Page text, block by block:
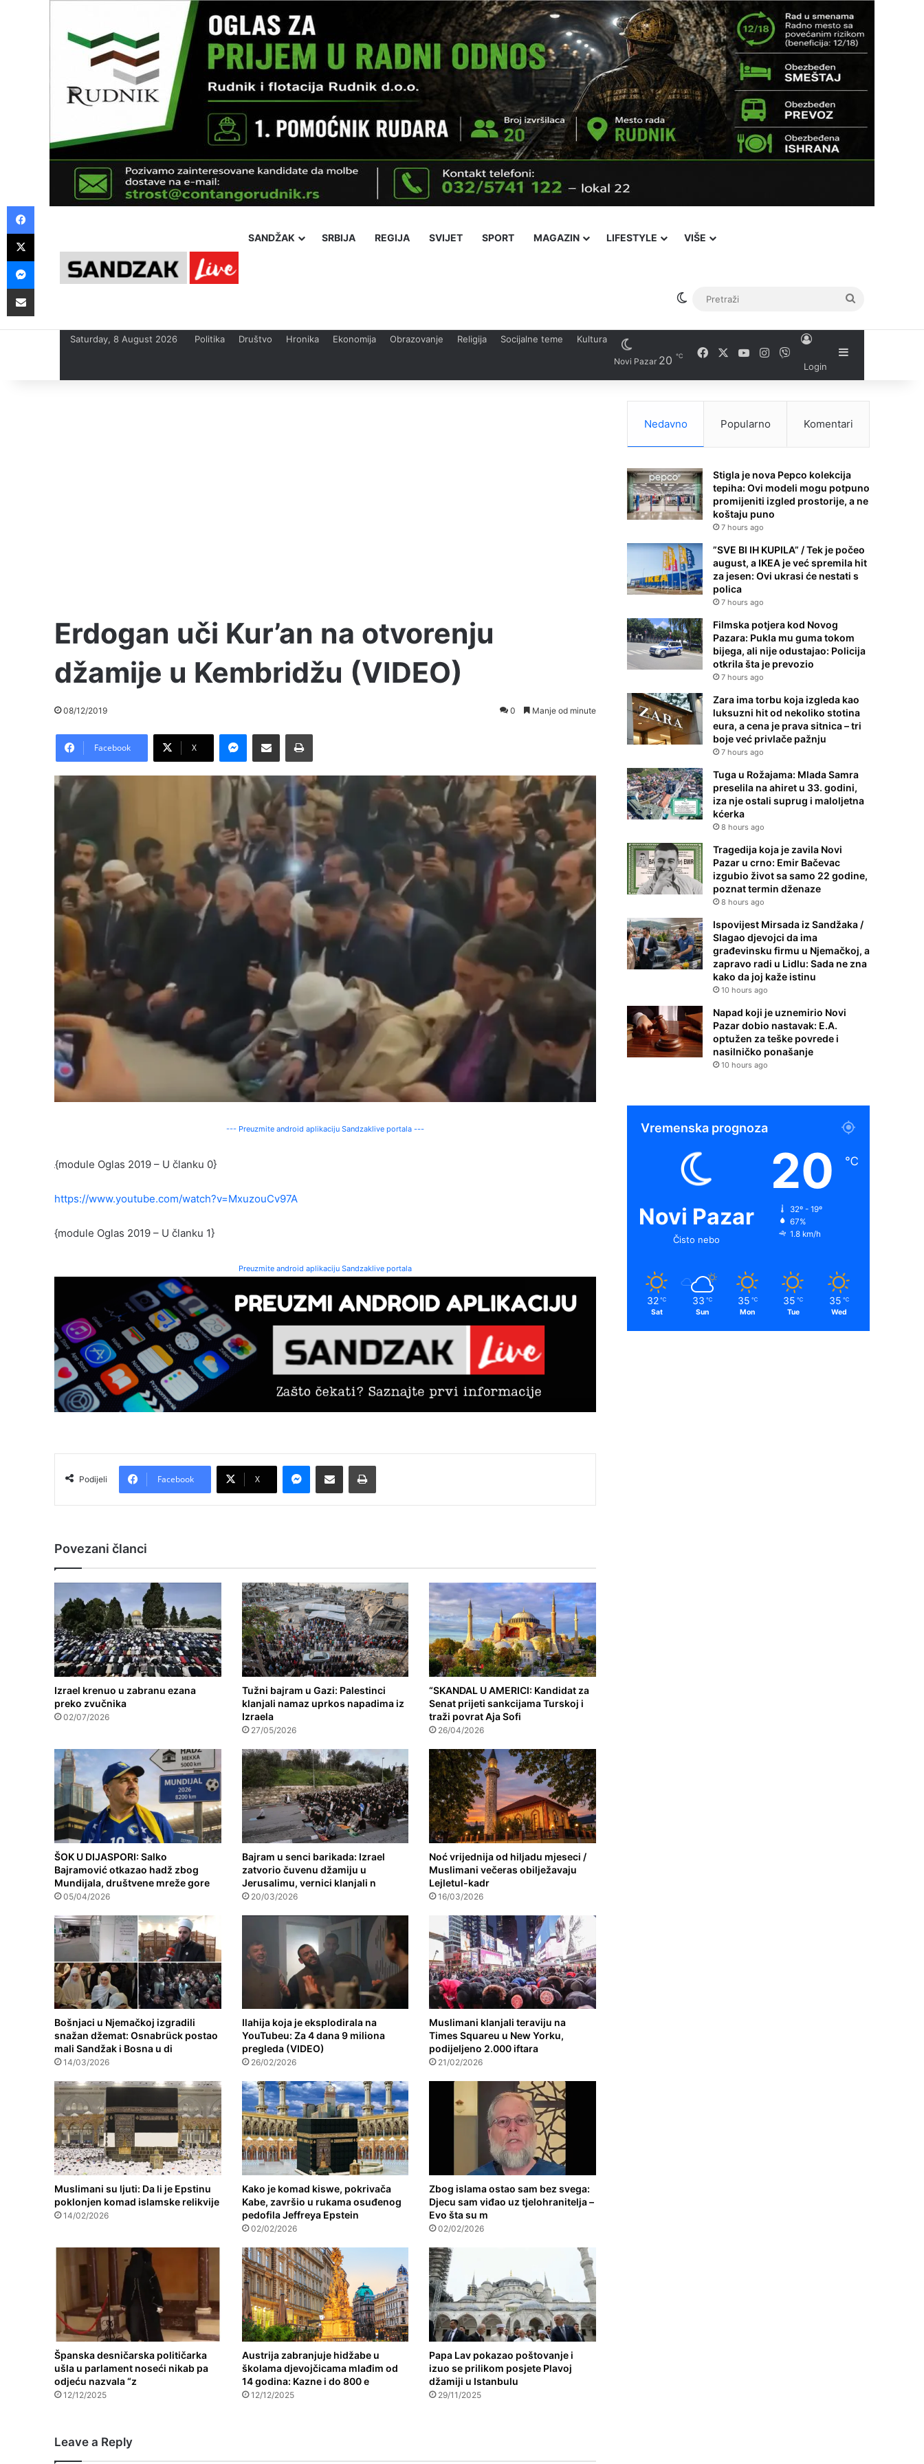
SANDŽAK SRBIJA REGIJA SVIJET SPORT MAGAZIN LIFESTYLE VIŠE
Switch skin
Saturday, 8 August 2026 Politika Društvo Hronika Ekonomija Obrazovanje Religija Socijalne teme Kultura
Novi Pazar 20 ℃ FacebookYouTubeInstagram
Viber
Login
Sidebar
Erdogan uči Kur’an na otvorenju
džamije u Kembridžu (VIDEO)
08/12/2019 0 Manje od minute
Facebook X
Messenger
Pošalji preko E-Maila Printaj
--- Preuzmite android aplikaciju Sandzaklive portala ---
{module Oglas 2019 – U članku 0}
https://www.youtube.com/watch?v=MxuzouCv97A
{module Oglas 2019 – U članku 1}
Preuzmite android aplikaciju Sandzaklive portala
Podijeli Facebook X
Messenger
Pošalji preko E-Maila Printaj
Povezani članci
Izrael krenuo u zabranu ezana
preko zvučnika
02/07/2026
Tužni bajram u Gazi: Palestinci
klanjali namaz uprkos napadima iz
Izraela
27/05/2026
“SKANDAL U AMERICI: Kandidat za
Senat prijeti sankcijama Turskoj i
traži povrat Aja Sofi
26/04/2026
ŠOK U DIJASPORI: Salko
Bajramović otkazao hadž zbog
Mundijala, društvene mreže gore
05/04/2026
Bajram u senci barikada: Izrael
zatvorio čuvenu džamiju u
Jerusalimu, vernici klanjali n
20/03/2026
Noć vrijednija od hiljadu mjeseci /
Muslimani večeras obilježavaju
Lejletul-kadr
16/03/2026
Bošnjaci u Njemačkoj izgradili
snažan džemat: Osnabrück postao
mali Sandžak i Bosna u di
14/03/2026
Ilahija koja je eksplodirala na
YouTubeu: Za 4 dana 9 miliona
pregleda (VIDEO)
26/02/2026
Muslimani klanjali teraviju na
Times Squareu u New Yorku,
podijeljeno 2.000 iftara
21/02/2026
Muslimani su ljuti: Da li je Epstinu
poklonjen komad islamske relikvije
14/02/2026
Kako je komad kiswe, pokrivača
Kabe, završio u rukama osuđenog
pedofila Jeffreya Epstein
02/02/2026
Zbog islama ostao sam bez svega:
Djecu sam viđao uz tjelohranitelja –
Evo šta su m
02/02/2026
Španska desničarska političarka
ušla u parlament noseći nikab pa
odjeću nazvala “z
12/12/2025
Austrija zabranjuje hidžabe u
školama djevojčicama mlađim od
14 godina: Kazne i do 800 e
12/12/2025
Papa Lav pokazao poštovanje i
izuo se prilikom posjete Plavoj
džamiji u Istanbulu
29/11/2025
Leave a Reply
Nedavno Popularno Komentari
Stigla je nova Pepco kolekcija
tepiha: Ovi modeli mogu potpuno
promijeniti izgled prostorije, a ne
koštaju puno
7 hours ago
”SVE BI IH KUPILA” / Tek je počeo
august, a IKEA je već spremila hit
za jesen: Ovi ukrasi će nestati s
polica
7 hours ago
Filmska potjera kod Novog
Pazara: Pukla mu guma tokom
bijega, ali nije odustajao: Policija
otkrila šta je prevozio
7 hours ago
Zara ima torbu koja izgleda kao
luksuzni hit od nekoliko stotina
eura, a cena je prava sitnica – tri
boje već privlače pažnju
7 hours ago
Tuga u Rožajama: Mlada Samra
preselila na ahiret u 33. godini,
iza nje ostali suprug i maloljetna
kćerka
8 hours ago
Tragedija koja je zavila Novi
Pazar u crno: Emir Bačevac
izgubio život sa samo 22 godine,
poznat termin dženaze
8 hours ago
Ispovijest Mirsada iz Sandžaka /
Slagao djevojci da ima
građevinsku firmu u Njemačkoj, a
zapravo radi u Lidlu: Sada ne zna
kako da joj kaže istinu
10 hours ago
Napad koji je uznemirio Novi
Pazar dobio nastavak: E.A.
optužen za teške povrede i
nasilničko ponašanje
10 hours ago
Vremenska prognoza
Novi Pazar
Čisto nebo
20 ℃
32º - 19º
67%
1.8 km/h
32 ℃
Sat
33 ℃
Sun
35 ℃
Mon
35 ℃
Tue
35 ℃
Wed
Facebook
X
Messenger
Pošalji preko E-Maila